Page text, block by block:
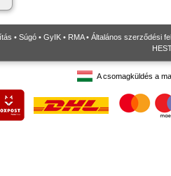
• Súgó • GyIK • RMA• Általános szerződési
A csomagküldés a